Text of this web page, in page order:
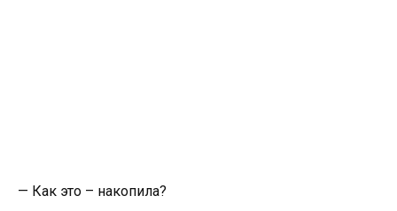
— Как это – накопила?